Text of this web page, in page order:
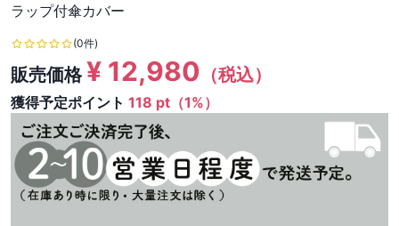
ラップ付傘カバー
(0件)
販売価格¥ 12,980 （税込）
獲得予定ポイント 118 pt（1%）